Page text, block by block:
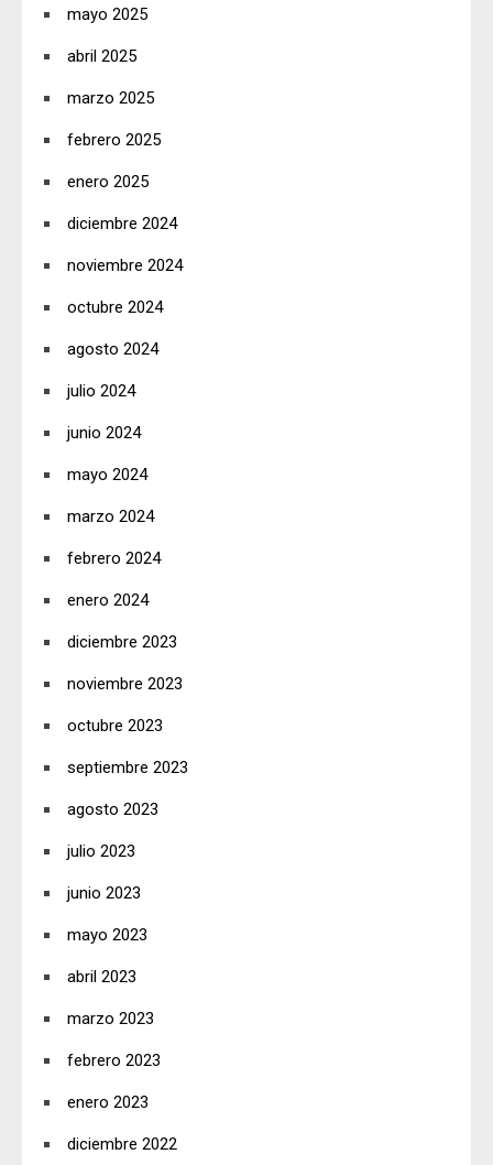
mayo 2025
abril 2025
marzo 2025
febrero 2025
enero 2025
diciembre 2024
noviembre 2024
octubre 2024
agosto 2024
julio 2024
junio 2024
mayo 2024
marzo 2024
febrero 2024
enero 2024
diciembre 2023
noviembre 2023
octubre 2023
septiembre 2023
agosto 2023
julio 2023
junio 2023
mayo 2023
abril 2023
marzo 2023
febrero 2023
enero 2023
diciembre 2022